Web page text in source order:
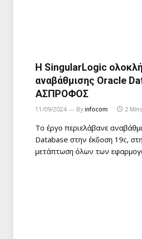
Η SingularLogic
αναβάθμισης Oracle
ΑΣΠΡΟΦΟΣ
11/09/2024 Byinfocom 2
Το έργο περιελάβανε
Database στην έκδοση 19c,
μετάπτωση όλων των